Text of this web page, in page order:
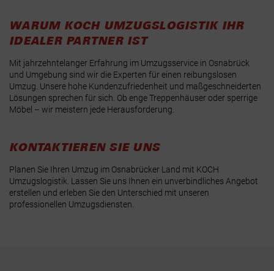
WARUM KOCH UMZUGSLOGISTIK IHR
IDEALER PARTNER IST
Mit jahrzehntelanger Erfahrung im Umzugsservice in Osnabrück
und Umgebung sind wir die Experten für einen reibungslosen
Umzug. Unsere hohe Kundenzufriedenheit und maßgeschneiderten
Lösungen sprechen für sich. Ob enge Treppenhäuser oder sperrige
Möbel – wir meistern jede Herausforderung.
KONTAKTIEREN SIE UNS
Planen Sie Ihren Umzug im Osnabrücker Land mit KOCH
Umzugslogistik. Lassen Sie uns Ihnen ein unverbindliches Angebot
erstellen und erleben Sie den Unterschied mit unseren
professionellen Umzugsdiensten.